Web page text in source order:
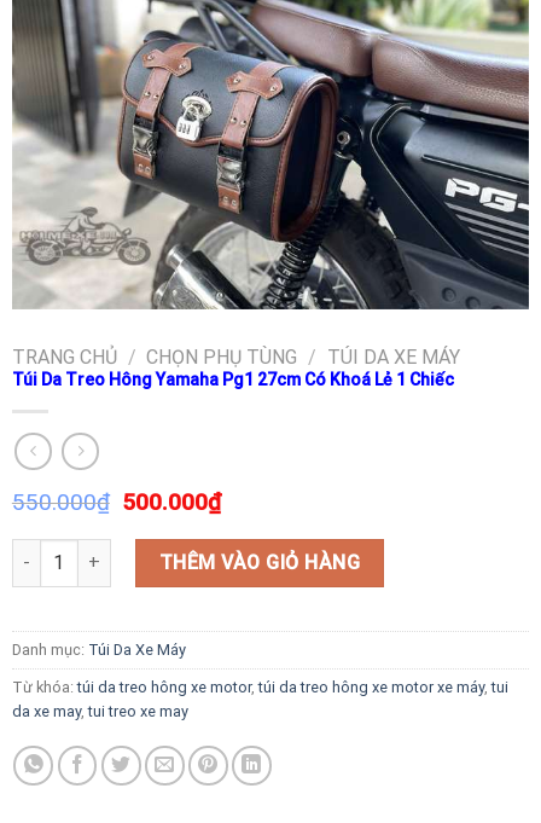
TRANG CHỦ / CHỌN PHỤ TÙNG / TÚI DA XE MÁY
Túi Da Treo Hông Yamaha Pg1 27cm Có Khoá Lẻ 1 Chiếc
550.000₫ 500.000₫
Túi Da Treo Hông Yamaha Pg1 27cm Có Khoá Lẻ 1 Chiếc số
THÊM VÀO GIỎ HÀNG
Danh mục: Túi Da Xe Máy
Từ khóa:túi da treo hông xe motor,túi da treo hông xe motor xe máy,tui
da xe may,tui treo xe may